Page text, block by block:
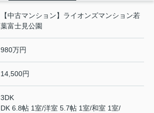
【中古マンション】ライオンズマンション若
葉富士見公園
980万円
14,500円
3DK
DK 6.8帖 1室/洋室 5.7帖 1室/和室 1室/